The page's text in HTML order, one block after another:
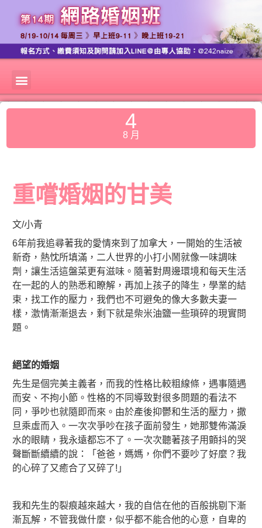
4
8 月
重嚐婚姻的甘美
文/小青
6年前我追尋著我的愛情來到了加拿大，一開始的生活被
新奇，熱忱所填滿，二人世界的小打小鬧就像一味調味
劑，讓生活這盤菜更有滋味。隨著對周邊環境和每天生活
在一起的人的熟悉和瞭解，再加上孩子的降生，學業的結
束，找工作的壓力，我們也不可避免的像大多數夫妻一
樣，激情漸漸退去，剩下就是柴米油鹽一些瑣碎的現實問
題。
絕望的婚姻
先生是個完美主義者，而我的性格比較粗線條，遇事隨遇
而安、不拘小節。性格的不同導致對很多問題的看法不
同，爭吵也就隨即而來。由於產後抑鬱和生活的壓力，撒
旦乘虛而入。一次次爭吵在孩子面前發生，她那雙佈滿淚
水的眼睛，我永遠都忘不了。一次次聽著孩子用顫抖的哭
聲斷斷續續的說：「爸爸，媽媽，你們不要吵了好麼？我
的心碎了又癒合了又碎了!」
我和先生的裂痕越來越大，我的自信在他的百般挑剔下漸
漸瓦解，不管我做什麼，似乎都不能合他的心意，自卑的